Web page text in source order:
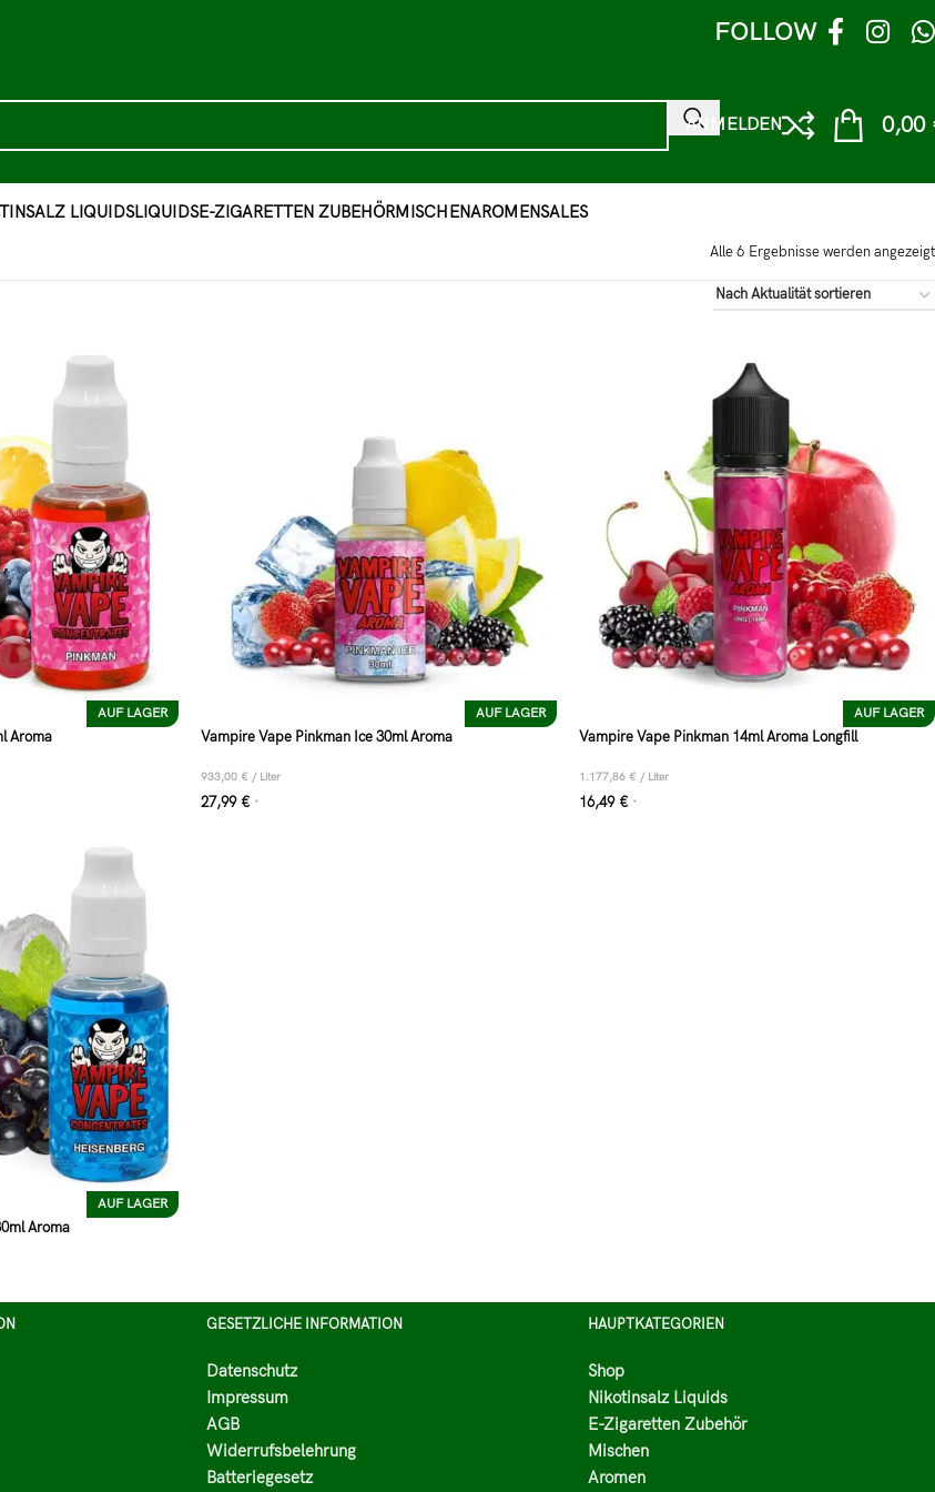
FOLLOW
ANMELDEN 0,00
LIQUIDSLIQUIDSE-ZIGARETTEN ZUBEHÖRMISCHENAROMENSALES
Alle 6 Ergebnisse werden angezeigt
AUF LAGER
Aroma
AUF LAGER
Vampire Vape Pinkman Ice 30ml Aroma
933,00 € / Liter
27,99 € *
AUF LAGER
Vampire Vape Pinkman 14ml Aroma Longfill
1.177,86 € / Liter
16,49 € *
AUF LAGER
Aroma
GESETZLICHE INFORMATION
Datenschutz
Impressum
AGB
Widerrufsbelehrung
Batteriegesetz
HAUPTKATEGORIEN
Shop
Nikotinsalz Liquids
E-Zigaretten Zubehör
Mischen
Aromen